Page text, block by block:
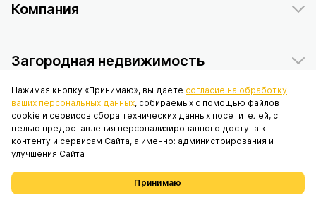
Проекты Выбрать недвижимость Избранное Меню
Компания
Загородная недвижимость
Данный интернет-сайт носит исключительно информационный
характер и ни при каких условиях не является публичной офертой,
определяемой положениями статьи 437 Гражданского кодекса
Российской Федерации. © 2026 ПАО «ИНГРАД», адрес: 119017, г.
6/1/2, стр. 1, помещ. 2/6.
Нажимая кнопку «Принимаю», вы даете согласие на обработку
ваших персональных данных, собираемых с помощью файлов
cookie и сервисов сбора технических данных посетителей, с
целью предоставления персонализированного доступа к
контенту и сервисам Сайта, а именно: администрирования и
улучшения Сайта
Принимаю